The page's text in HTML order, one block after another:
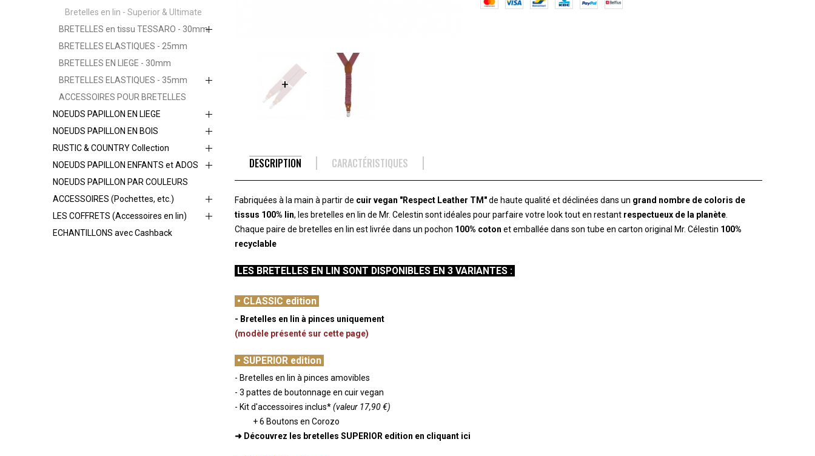
Bretelles en lin - Superior & Ultimate
BRETELLES en tissu TESSARO - 30mm
BRETELLES ELASTIQUES - 25mm
BRETELLES EN LIEGE - 30mm
BRETELLES ELASTIQUES - 35mm
ACCESSOIRES POUR BRETELLES
NOEUDS PAPILLON EN LIEGE
NOEUDS PAPILLON EN BOIS
RUSTIC & COUNTRY Collection
NOEUDS PAPILLON ENFANTS et ADOS
NOEUDS PAPILLON PAR COULEURS
ACCESSOIRES (Pochettes, etc.)
LES COFFRETS (Accessoires en lin)
ECHANTILLONS avec Cashback
DESCRIPTION CARACTÉRISTIQUES
Fabriquées à la main à partir de cuir vegan "Respect Leather TM"de haute qualité et déclinées dans un grand nombre de coloris de
tissus 100% lin, les bretelles en lin de Mr. Celestin sont idéales pour parfaire votre look tout en restant respectueux de la planète
Chaque paire de bretelles en lin est livrée dans un pochon 100% coton et emballée dans son tube en carton original Mr. Célestin 100%
recyclable
LES BRETELLES EN LIN SONT DISPONIBLES EN 3 VARIANTES :
• CLASSIC edition
- Bretelles en lin à pinces uniquement
(modèle présenté sur cette page)
• SUPERIOR edition
- Bretelles en lin à pinces amovibles
- 3 pattes de boutonnage en cuir vegan
- Kit d'accessoires inclus*(valeur 17,90 €)
+ 6 Boutons en Corozo
➜ Découvrez les bretelles SUPERIOR edition en cliquant ici